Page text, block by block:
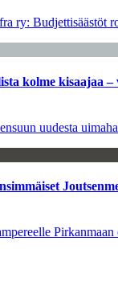
ry: Budjettisäästöt
kolme kisaajaa –
uudesta